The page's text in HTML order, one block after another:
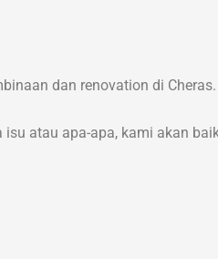
dan renovation di Cheras.
atau apa-apa, kami akan